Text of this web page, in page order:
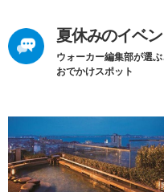
夏休みのイベ
ウォーカー編集部が選
おでかけスポット